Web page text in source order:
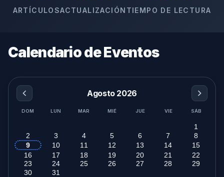
ARTÍCULOSACTUALIZACIÓN TIEMPO DE LECTURA
Calendario de Eventos
Agosto 2026
DOM LUN MAR MIÉ JUE VIE SÁB
1
2
3 4 5 6 7
8
9
10 11 12 13 14
15
16
17 18 19 20 21
22
23
24 25 26 27 28
29
30
31